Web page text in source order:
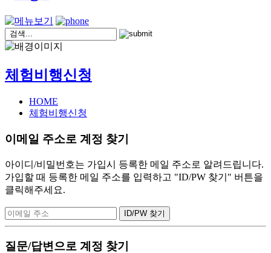
체험비행신청
HOME
체험비행신청
이메일 주소로 계정 찾기
아이디/비밀번호는 가입시 등록한 메일 주소로 알려드립니다.
가입할 때 등록한 메일 주소를 입력하고 "ID/PW 찾기" 버튼을
클릭해주세요.
질문/답변으로 계정 찾기